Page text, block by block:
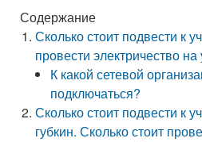
Содержание
Сколько стоит подвести к
провести электричество на
К какой сетевой
подключаться?
Сколько стоит подвести к
губкин. Сколько стоит